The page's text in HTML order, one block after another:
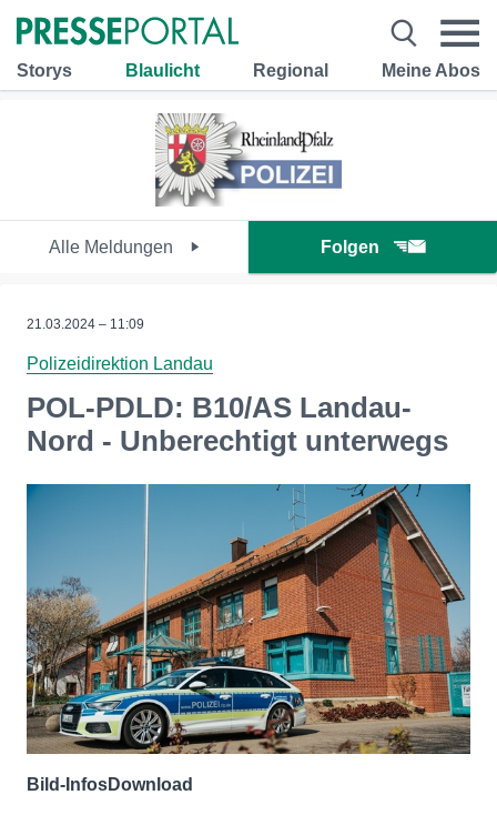
Storys Blaulicht Regional Meine Abos
Alle Meldungen Folgen
21.03.2024 – 11:09
Polizeidirektion Landau
POL-PDLD: B10/AS Landau-
Nord - Unberechtigt unterwegs
Bild-InfosDownload